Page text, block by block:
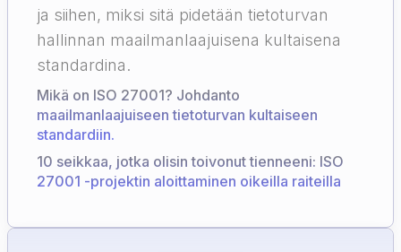
ja siihen, miksi sitä pidetään tietoturvan
hallinnan maailmanlaajuisena kultaisena
standardina.
Mikä on ISO 27001? Johdanto
maailmanlaajuiseen tietoturvan kultaiseen
standardiin.
10 seikkaa, jotka olisin toivonut tienneeni: ISO
27001 -projektin aloittaminen oikeilla raiteilla